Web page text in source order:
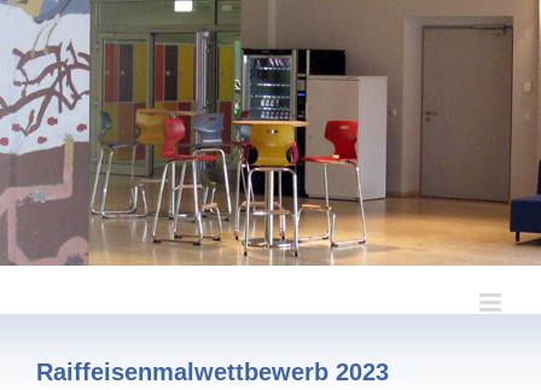
Zum
Inhalt
springen
Raiffeisenmalwettbewerb 2023